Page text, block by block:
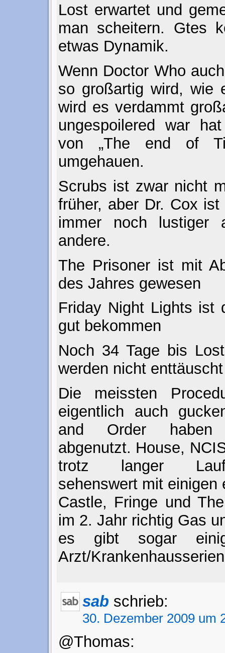
Lost erwartet und
man scheitern. Gtes
etwas Dynamik.
Wenn Doctor Who
so großartig wird, wie
wird es verdammt
ungespoilered war
von „The end of
umgehauen.
Scrubs ist zwar nicht
früher, aber Dr. Cox
immer noch lustiger
andere.
The Prisoner ist mit
des Jahres gewesen
Friday Night Lights ist
gut bekommen
Noch 34 Tage bis
werden nicht
Die meissten
eigentlich auch
and Order haben
abgenutzt. House,
trotz langer
sehenswert mit einigen
Castle, Fringe und
im 2. Jahr richtig Gas
es gibt sogar
Arzt/
sab schrieb:
30. Dezember 2009 um
@Thomas: